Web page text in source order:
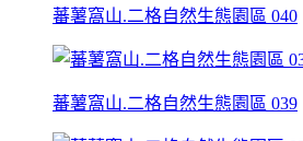
蕃薯窩山.二格自然生態園區 040
蕃薯窩山.二格自然生態園區 039